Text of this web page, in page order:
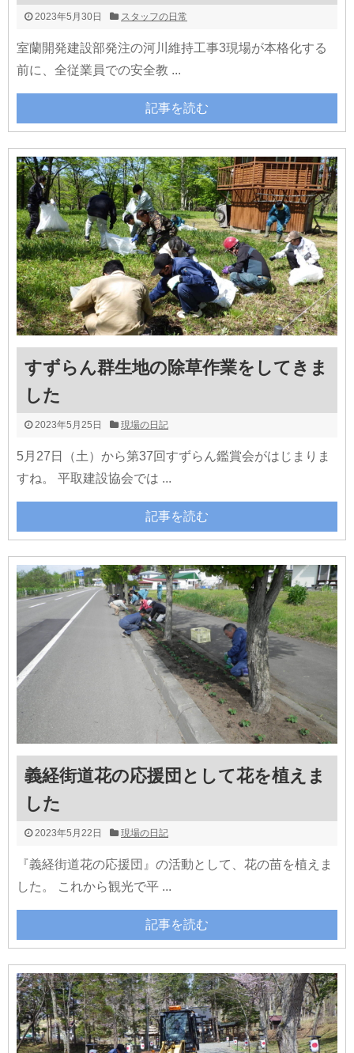
2023年5月30日 スタッフの日常
室蘭開発建設部発注の河川維持工事3現場が本格化する
前に、全従業員での安全教 ...
記事を読む
すずらん群生地の除草作業をしてきま
した
2023年5月25日 現場の日記
5月27日（土）から第37回すずらん鑑賞会がはじまりま
すね。 平取建設協会では ...
記事を読む
義経街道花の応援団として花を植えま
した
2023年5月22日 現場の日記
『義経街道花の応援団』の活動として、花の苗を植えま
した。 これから観光で平 ...
記事を読む